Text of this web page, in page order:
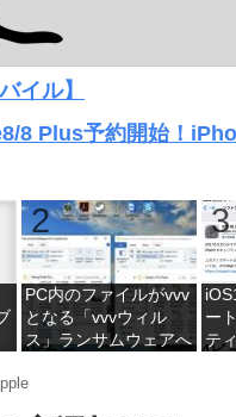
イル】
8 Plus予約開始！
PC内のファイルがvvv
となる「vvvウィル
ス」ランサムウェアへ
4ビュー
ー
テ
4ビ